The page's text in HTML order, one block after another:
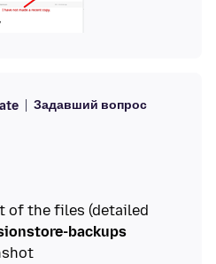
Задавший вопрос
of the files (detailed
backups